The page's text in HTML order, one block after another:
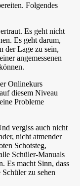
Folgendes
Es geht nicht
Es geht darum,
der Lage zu sein,
angemessenen
Onlinekurs
diesem Niveau
Probleme
vergiss auch nicht
nicht atmender
Schotsteg,
Schüler-Manuals
Es macht Sinn, dass
zu sehen